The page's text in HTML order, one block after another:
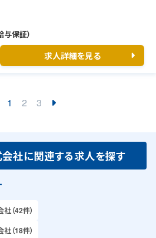
保証）
求人詳細を見る
1 2 3
社に関連する求人を探す
（42件）
（18件）